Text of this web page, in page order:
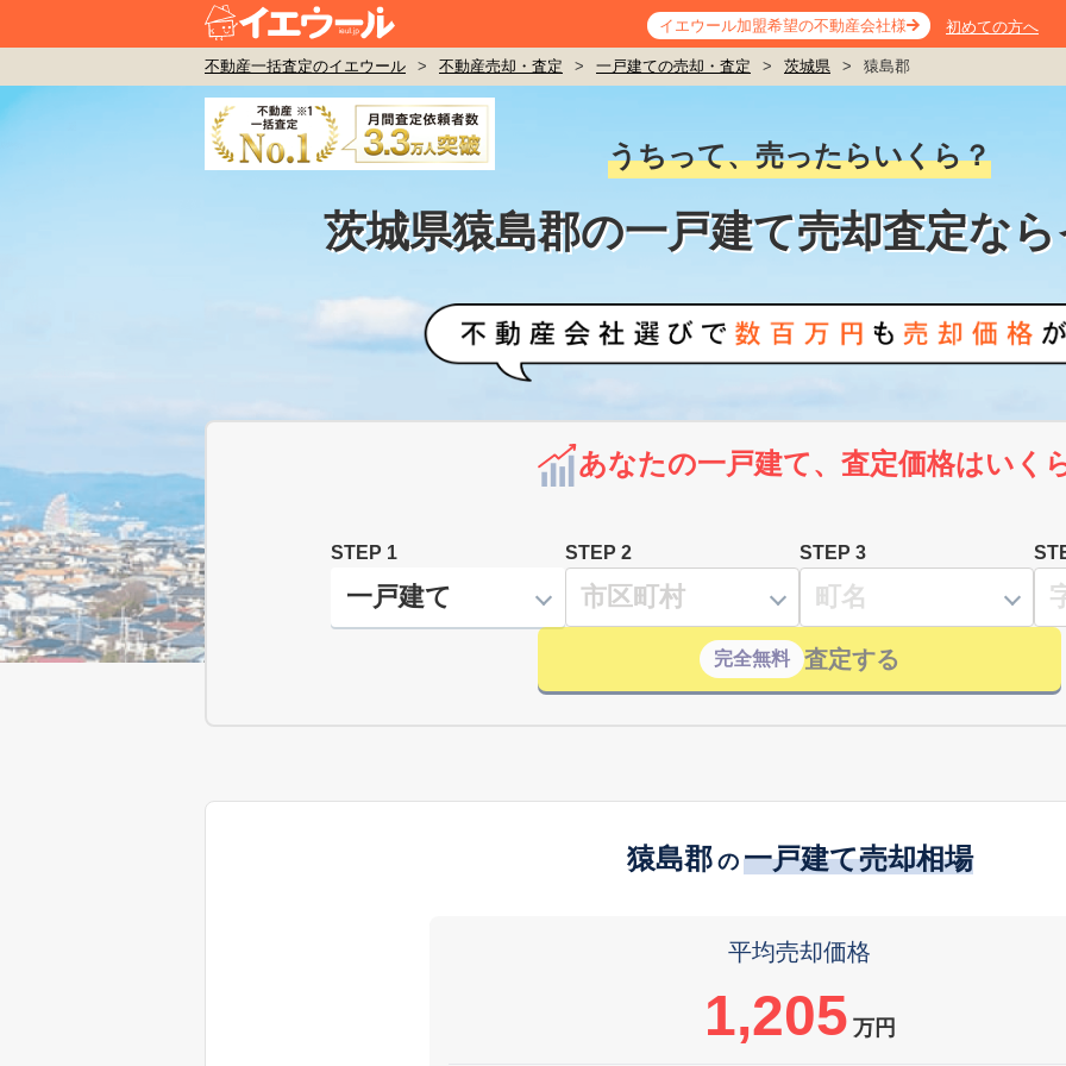
イエウール加盟希望の不動産会社様 初めての方へ
不動産一括査定のイエウール > 不動産売却・査定 > 一戸建ての売却・査定 > 茨城県 > 猿島郡
うちって、売ったらいくら？
茨城県猿島郡の一戸建て売却査定な
あなたの一戸建て、査定価格はいく
STEP 1 STEP 2 STEP 3
完全無料 査定する
猿島郡 の 一戸建て売却相場
平均売却価格
1,205 万円